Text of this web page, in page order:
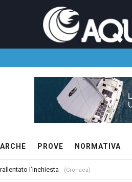
PROVE NORMATIVA
l’inchiesta (Cronaca)